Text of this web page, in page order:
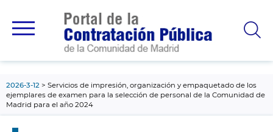
principal
2026-3-12
Servicios de impresión, organización y empaquetado de los
ejemplares de examen para la selección de personal de la Comunidad de
Madrid para el año 2024